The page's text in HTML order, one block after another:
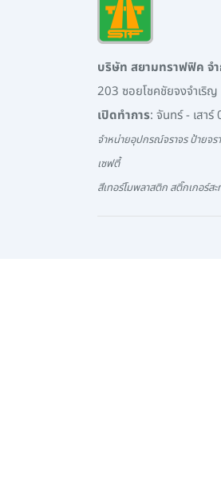
บริษัท สยามทราฟฟิค จ
203 ซอยโชคชัยจงจำเริ
เปิดทำการ: จันทร์ - เสา
จำหน่ายอุปกรณ์จราจร ป้ายจร
เซฟตี้
สีเทอร์โมพลาสติก สติ๊กเกอร์